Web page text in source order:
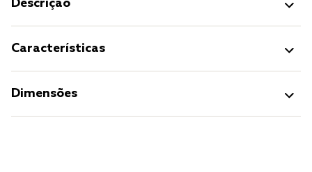
Descrição
Características
Dimensões